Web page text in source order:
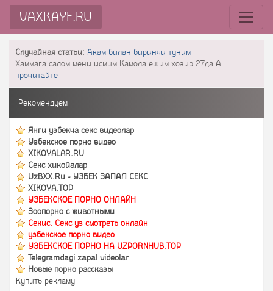
VAXKAYF.RU
Случайная статьи: Акам билан биринчи туним
Хаммага салом мени исмим Камола ешим хозир 27да А...
прочитайте
Рекомендуем
Янги узбекча секс видеолар
Узбекское порно видео
XIKOYALAR.RU
Секс хикойалар
UzBXX.Ru - УЗБЕК ЗАПАЛ СЕКС
XIKOYA.TOP
УЗБЕКСКОЕ ПОРНО ОНЛАЙН
Зоопорно с животными
Секис, Секс уз смотреть онлайн
узбекское порно видео
УЗБЕКСКОЕ ПОРНО НА UZPORNHUB.TOP
Telegramdagi zapal videolar
Новые порно рассказы
Купить рекламу